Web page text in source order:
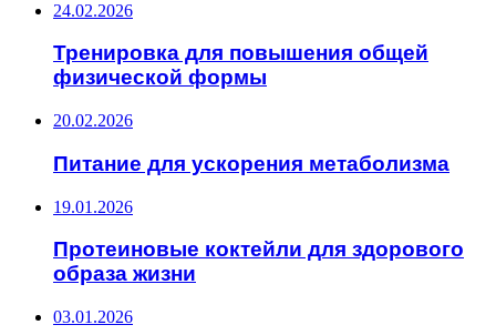
24.02.2026
Тренировка для повышения общей
физической формы
20.02.2026
Питание для ускорения метаболизма
19.01.2026
Протеиновые коктейли для здорового
образа жизни
03.01.2026